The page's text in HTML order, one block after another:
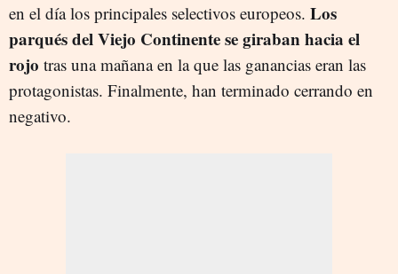
en el día los principales selectivos europeos. Los
parqués del Viejo Continente se giraban hacia el
rojo tras una mañana en la que las ganancias eran las
protagonistas. Finalmente, han terminado cerrando en
negativo.